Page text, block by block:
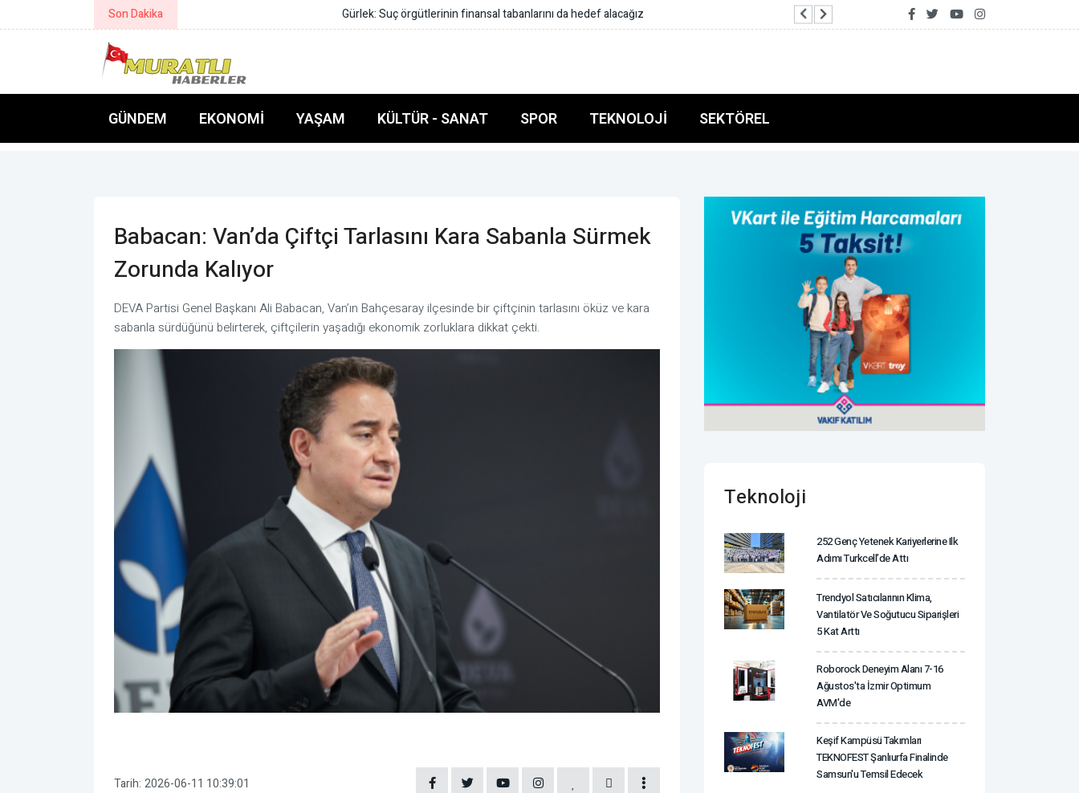
Son Dakika Gürlek: Suç örgütlerinin finansal tabanlarını da hedef alacağız Yumaklı: 81 ilde aile kampları düzenlendi
GÜNDEM EKONOMI YAŞAM KÜLTÜR - SANAT SPOR TEKNOLOJI SEKTÖREL
Babacan: Van’da Çiftçi Tarlasını Kara Sabanla Sürmek
Zorunda Kalıyor
DEVA Partisi Genel Başkanı Ali Babacan, Van’ın Bahçesaray ilçesinde bir çiftçinin tarlasını öküz ve kara
sabanla sürdüğünü belirterek, çiftçilerin yaşadığı ekonomik zorluklara dikkat çekti.
Tarih: 2026-06-11 10:39:01
Teknoloji
252 Genç Yetenek Kariyerlerine Ilk
Adımı Turkcell’de Attı
Trendyol Satıcılarının Klima,
Vantilatör ‎ve Soğutucu Siparişleri
5 Kat Arttı
Roborock Deneyim Alanı 7-16
Ağustos'ta İzmir Optimum
AVM'de
Keşif Kampüsü Takımları
TEKNOFEST Şanlıurfa Finalinde
Samsun'u Temsil Edecek